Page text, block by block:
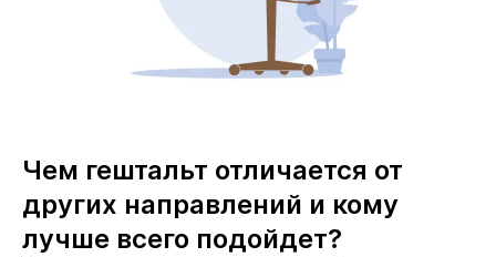
Чем гештальт отличается от
других направлений и кому
лучше всего подойдет?